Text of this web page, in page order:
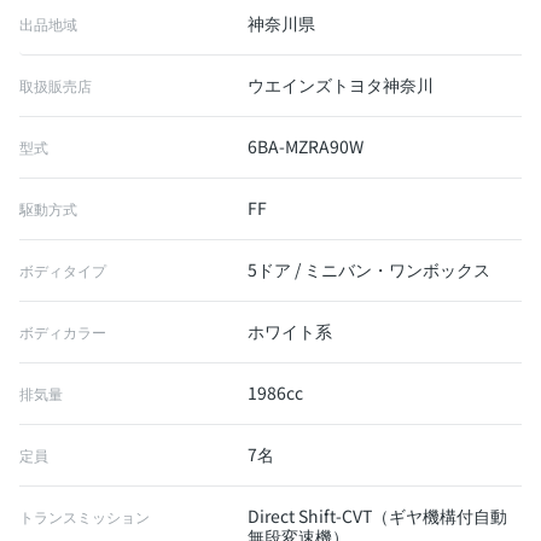
出品地域 神奈川県
取扱販売店 ウエインズトヨタ神奈川
型式 6BA-MZRA90W
駆動方式 FF
ボディタイプ 5ドア / ミニバン・ワンボックス
ボディカラー ホワイト系
排気量 1986cc
定員 7名
トランスミッション
Direct Shift-CVT（ギヤ機構付自動
無段変速機）